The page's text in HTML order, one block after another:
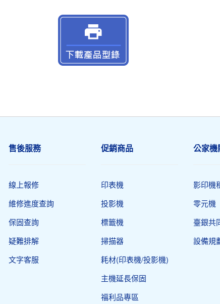
售後服務
線上報修
維修進度查詢
保固查詢
疑難排解
文字客服
促銷商品
印表機​
投影機
標籤機
掃描器
耗材(印表機/投影機)
主機延長保固
福利品專區
公家機
影印機
零元機
臺銀共
設備規